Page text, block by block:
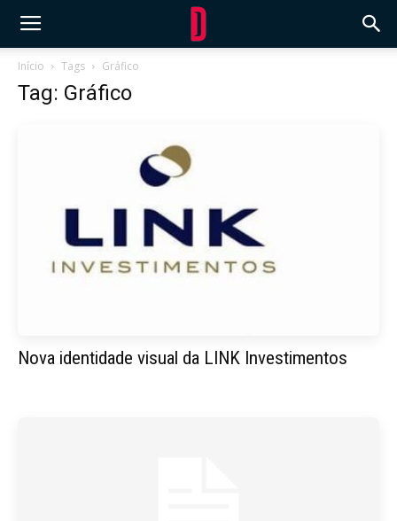
Início Tags Gráfico
Tag: Gráfico
Nova identidade visual da LINK Investimentos